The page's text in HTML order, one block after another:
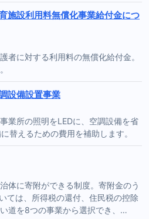
施設利用料無償化事業給付金につ
者に対する利用料の無償化給付金。
設備設置事業
業所の照明をLEDに、空調設備を省
替えるための費用を補助します。
体に寄附ができる制度。寄附金のう
ては、所得税の還付、住民税の控除
道を8つの事業から選択でき、…